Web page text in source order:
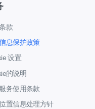
款
息保护政策
设置
的说明
务使用条款
置信息处理方针